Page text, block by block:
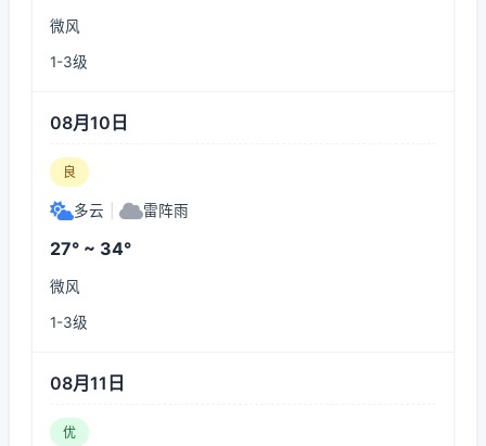
微风
1-3级
08月10日
良
多云 雷阵雨
27° ~ 34°
微风
1-3级
08月11日
优